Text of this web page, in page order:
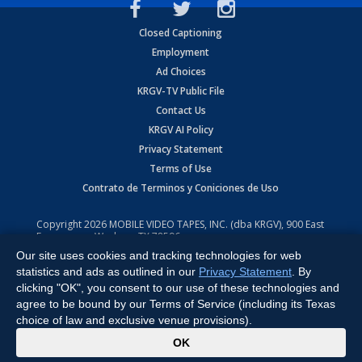
Closed Captioning
Employment
Ad Choices
KRGV-TV Public File
Contact Us
KRGV AI Policy
Privacy Statement
Terms of Use
Contrato de Terminos y Coniciones de Uso
Copyright2026 MOBILE VIDEO TAPES, INC. (dba KRGV), 900 East
Expressway, Weslaco, TX 78596.
All Rights Reserved. Powered by:Ruby Shore Software
Our site uses cookies and tracking technologies for web
statistics and ads as outlined in our Privacy Statement . By
clicking "OK", you consent to our use of these technologies and
agree to be bound by our Terms of Service (including its Texas
choice of law and exclusive venue provisions).
OK